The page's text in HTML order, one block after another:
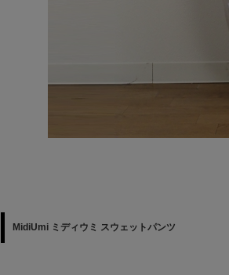
MidiUmi ミディウミ スウェットパンツ